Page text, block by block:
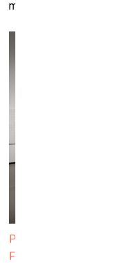
mākslā.
Priekšplānā Miķeļa
Foto: Kristīne Madjare